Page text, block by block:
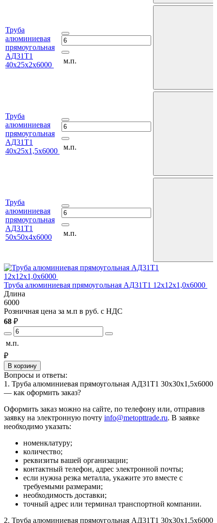
Труба
алюминиевая
прямоугольная
АД31Т1
40х25х2х6000
м.п.
Труба
алюминиевая
прямоугольная
АД31Т1
40х25х1,5х6000
м.п.
Труба
алюминиевая
прямоугольная
АД31Т1
50х50х4х6000
м.п.
Труба алюминиевая прямоугольная АД31Т1 12х12х1,0х6000
Длина
6000
Розничная цена за м.п в руб. с НДС
68 ₽
м.п.
₽
В корзину
Вопросы и ответы:
1. Труба алюминиевая прямоугольная АД31Т1 30х30х1,5х6000
— как оформить заказ?
Оформить заказ можно на сайте, по телефону или, отправив
заявку на электронную почту info@metopttrade.ru. В заявке
необходимо указать:
номенклатуру;
количество;
реквизиты вашей организации;
контактный телефон, адрес электронной почты;
если нужна резка металла, укажите это вместе с
требуемыми размерами;
необходимость доставки;
точный адрес или терминал транспортной компании.
2. Труба алюминиевая прямоугольная АД31Т1 30х30х1,5х6000